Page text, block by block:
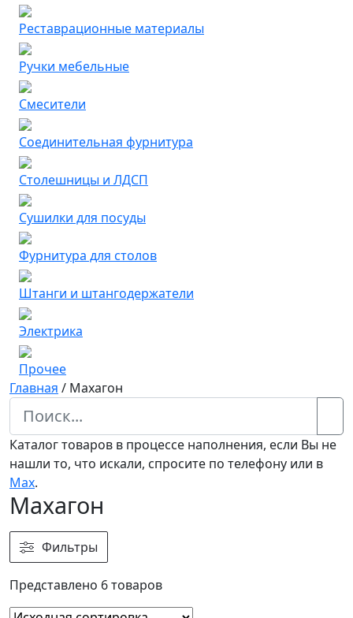
Реставрационные материалы
Ручки мебельные
Смесители
Соединительная фурнитура
Столешницы и ЛДСП
Сушилки для посуды
Фурнитура для столов
Штанги и штангодержатели
Электрика
Прочее
Главная / Махагон
Каталог товаров в процессе наполнения, если Вы не
нашли то, что искали, спросите по телефону или в
Мах.
Махагон
Фильтры
Представлено 6 товаров